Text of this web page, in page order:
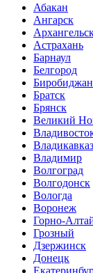
Абакан
Ангарск
Астрахань
Барнаул
Белгород
Биробиджан
Братск
Брянск
Великий
Владикавказ
Владимир
Волгоград
Волгодонск
Вологда
Воронеж
Горно-
Грозный
Дзержинск
Донецк